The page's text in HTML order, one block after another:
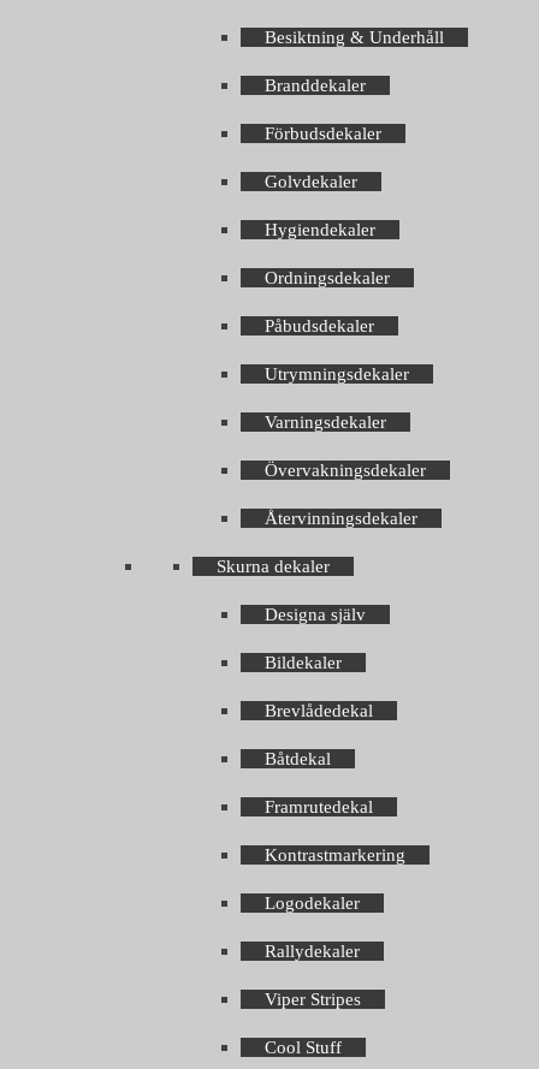
Besiktning & Underhåll
Branddekaler
Förbudsdekaler
Golvdekaler
Hygiendekaler
Ordningsdekaler
Påbudsdekaler
Utrymningsdekaler
Varningsdekaler
Övervakningsdekaler
Återvinningsdekaler
Skurna dekaler
Designa själv
Bildekaler
Brevlådedekal
Båtdekal
Framrutedekal
Kontrastmarkering
Logodekaler
Rallydekaler
Viper Stripes
Cool Stuff